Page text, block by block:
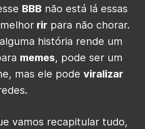
BBB não está lá essas
rir para não chorar.
história rende um
memes, pode ser um
mas ele pode viralizar
vamos recapitular tudo,